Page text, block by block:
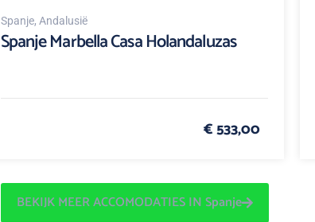
Spanje, Andalusië
Spanje Marbella Casa Holandaluzas
€ 533,00
BEKIJK MEER ACCOMODATIES IN Spanje